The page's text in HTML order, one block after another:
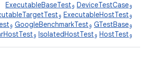
وDeviceTestCase وExecutableBaseTest
وExecutableHostTest و
وGTestBase وGoogleBenchmarkTest و
وHostTest وIsolatedHostTest و